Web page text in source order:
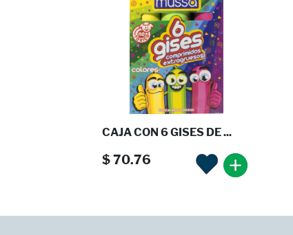
CAJA CON 6 GISES DE ...
$ 70.76